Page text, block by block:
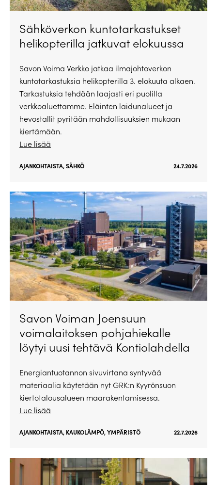
Sähköverkon kuntotarkastukset
helikopterilla jatkuvat elokuussa
Savon Voima Verkko jatkaa ilmajohtoverkon
kuntotarkastuksia helikopterilla 3. elokuuta alkaen.
Tarkastuksia tehdään laajasti eri puolilla
verkkoaluettamme. Eläinten laidunalueet ja
hevostallit pyritään mahdollisuuksien mukaan
kiertämään.
Lue lisää
AJANKOHTAISTA,SÄHKÖ 24.7.2026
Savon Voiman Joensuun
voimalaitoksen pohjahiekalle
löytyi uusi tehtävä Kontiolahdella
Energiantuotannon sivuvirtana syntyvää
materiaalia käytetään nyt GRK:n Kyyrönsuon
kiertotalousalueen maarakentamisessa.
Lue lisää
AJANKOHTAISTA, KAUKOLÄMPÖ,YMPÄRISTÖ 22.7.2026